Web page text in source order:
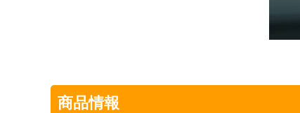
商品情報